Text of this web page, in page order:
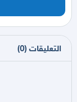
التعليقات (
0
)